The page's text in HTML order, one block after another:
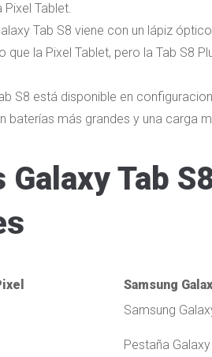
Pixel Tablet.
Tab S8 viene con un lápiz
la Pixel Tablet, pero la Tab S8
S8 está disponible en
baterías más grandes y una carga
Tab
Samsung
Samsung
Pestaña